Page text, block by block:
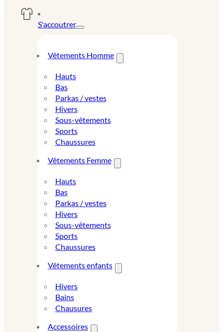
S'accoutrer
Vêtements Homme
Hauts
Bas
Parkas / vestes
Hivers
Sous-vêtements
Sports
Chaussures
Vêtements Femme
Hauts
Bas
Parkas / vestes
Hivers
Sous-vêtements
Sports
Chaussures
Vêtements enfants
Hivers
Bains
Chausures
Accessoires